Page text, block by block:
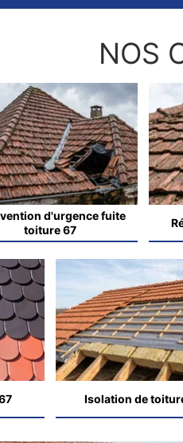
NOS
d'urgence fuite
toiture 67
Isolation de